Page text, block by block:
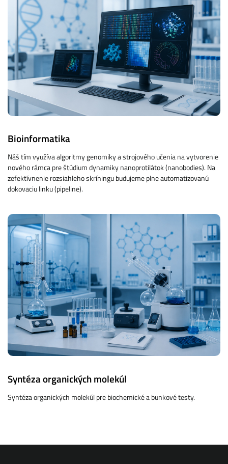
Bioinformatika
Náš tím využíva algoritmy genomiky a strojového učenia na vytvorenie
nového rámca pre štúdium dynamiky nanoprotilátok (nanobodies). Na
zefektívnenie rozsiahleho skríningu budujeme plne automatizovanú
dokovaciu linku (pipeline).
Syntéza organických molekúl
Syntéza organických molekúl pre biochemické a bunkové testy.